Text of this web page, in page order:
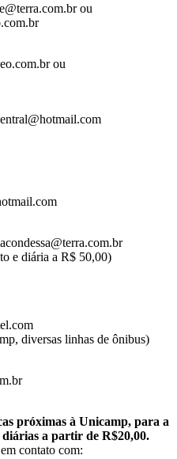
ou
ou
e diária a R$ 50,00)
diversas linhas de ônibus)
próximas à Unicamp, para a
diárias a partir de R$20,00.
contato com: